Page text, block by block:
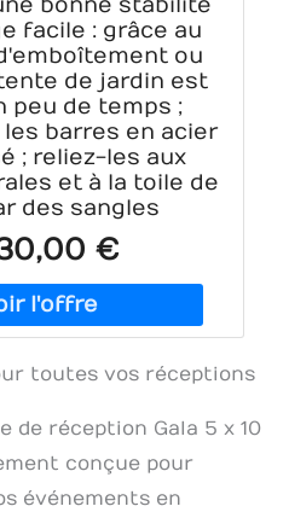
facile : grâce au
ou
de jardin est
peu de temps ;
barres en acier
; reliez-les aux
et à la toile de
des sangles
€
toutes vos réceptions
de réception Gala 5 x 10
conçue pour
événements en